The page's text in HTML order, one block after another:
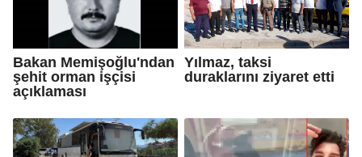
Bakan Memişoğlu'ndan
şehit orman işçisi
açıklaması
Yılmaz, taksi
duraklarını ziyaret etti